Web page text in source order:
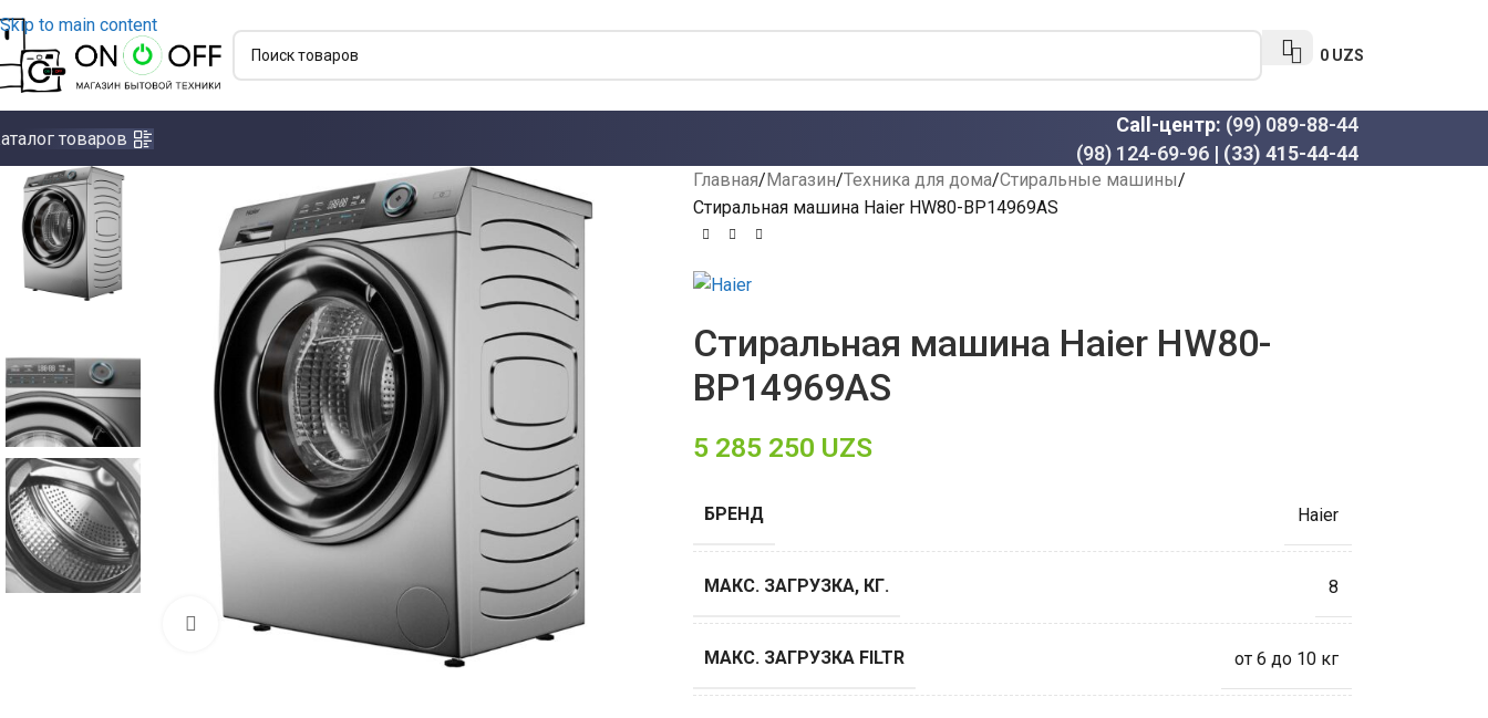
Skip to main content
0 UZS
товаров
Call-центр: (99) 089-88-44
(98) 124-69-96 | (33) 415-44-44
Click to enlarge
Главная Магазин Техника для дома Стиральные машины
Стиральная машина Haier HW80-BP14969AS
Стиральная машина Haier HW80-
BP14969AS
5 285 250 UZS
БРЕНД Haier
МАКС. ЗАГРУЗКА, КГ. 8
МАКС. ЗАГРУЗКА FILTR от 6 до 10 кг